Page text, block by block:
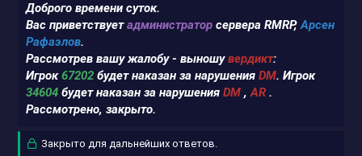
Доброго времени суток.
Вас приветствуетадминистраторсервера RMRP,Арсен
Рафаэлов.
Рассмотрев вашу жалобу - выношувердикт:
Игрок67202будет наказан за нарушенияDM. Игрок
34604будет наказан за нарушенияDM,AR.
Рассмотрено, закрыто.
Закрыто для дальнейших ответов.